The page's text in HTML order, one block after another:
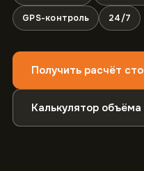
GPS-контроль 24/7
Получить расчёт
Калькулятор объёма